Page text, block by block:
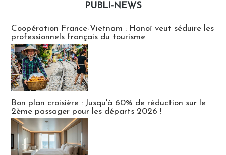
PUBLI-NEWS
Coopération France-Vietnam : Hanoï veut séduire les
professionnels français du tourisme
Bon plan croisière : Jusqu'à 60% de réduction sur le
2ème passager pour les départs 2026 !